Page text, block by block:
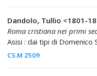
Dandolo, Tullio <1801-
Roma cristiana nei primi
Asisi : dai tipi di Domenico
CS.M 2509